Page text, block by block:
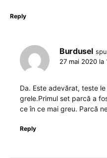
Reply
Burdusel
27 mai 2020 la
Da. Este adevărat, teste
grele.Primul set parcă a
ce în ce mai greu. Parcă
Reply